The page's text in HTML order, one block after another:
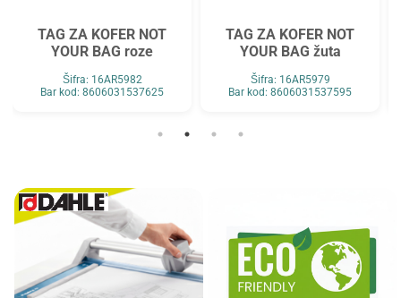
TAG ZA KOFER NOT
YOUR BAG roze
Šifra: 16AR5982
Bar kod: 8606031537625
TAG ZA KOFER NOT
YOUR BAG žuta
Šifra: 16AR5979
Bar kod: 8606031537595